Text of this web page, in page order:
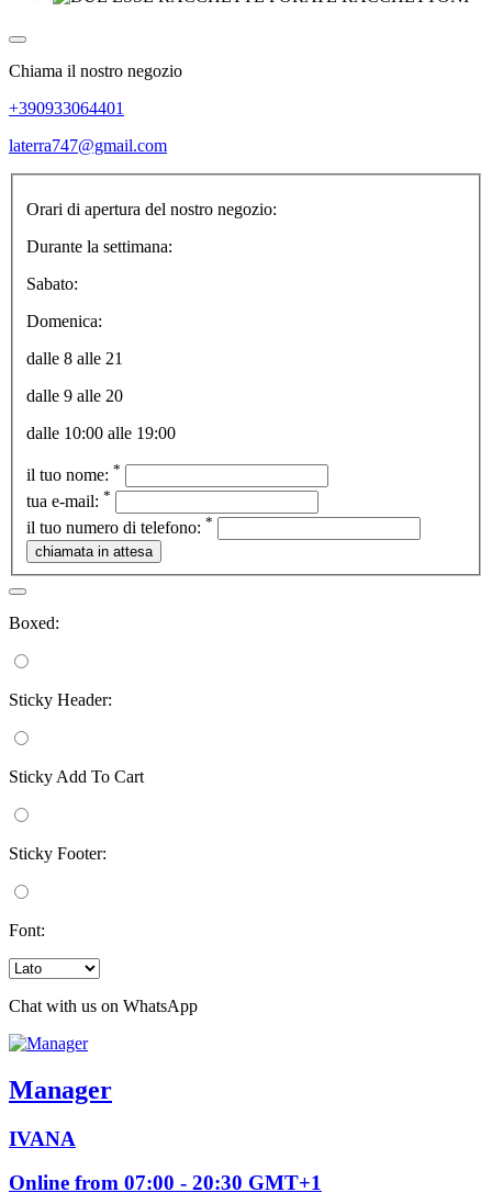
Chiama il nostro negozio
+390933064401
laterra747@gmail.com
Orari di apertura del nostro negozio:
Durante la settimana:
Sabato:
Domenica:
dalle 8 alle 21
dalle 9 alle 20
dalle 10:00 alle 19:00
il tuo nome: *
tua e-mail: *
il tuo numero di telefono: *
Boxed:
Sticky Header:
Sticky Add To Cart
Sticky Footer:
Font:
Chat with us on WhatsApp
Manager
IVANA
Online from 07:00 - 20:30 GMT+1